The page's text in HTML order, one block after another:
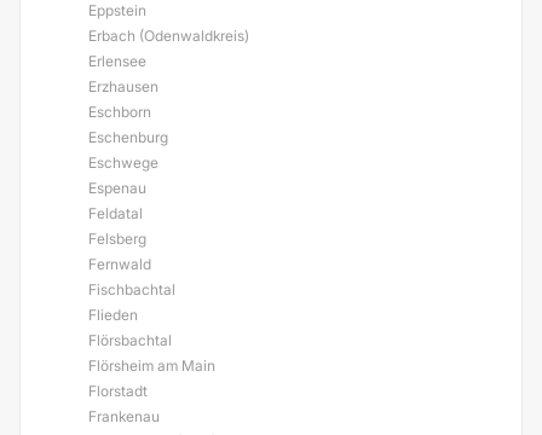
Eppstein
Erbach (Odenwaldkreis)
Erlensee
Erzhausen
Eschborn
Eschenburg
Eschwege
Espenau
Feldatal
Felsberg
Fernwald
Fischbachtal
Flieden
Flörsbachtal
Flörsheim am Main
Florstadt
Frankenau